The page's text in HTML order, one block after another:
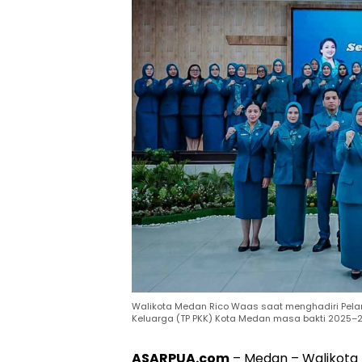
Walikota Medan Rico Waas saat menghadiri
Keluarga (TP PKK) Kota Medan masa bakti